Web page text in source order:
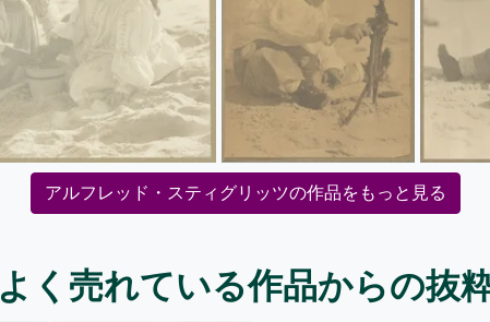
アルフレッド・スティグリッツの作品をもっと見る
よく売れている作品からの抜